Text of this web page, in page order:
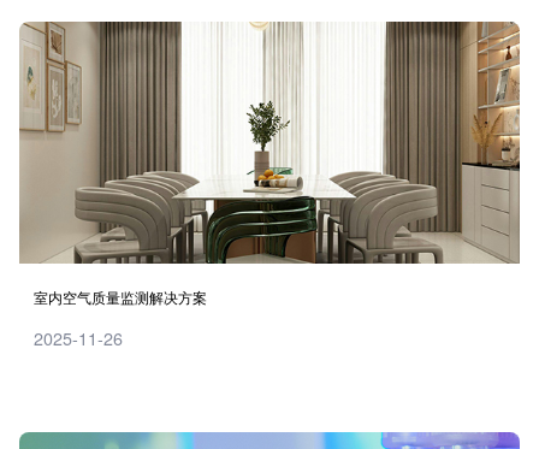
室内空气质量监测解决方案
2025-11-26